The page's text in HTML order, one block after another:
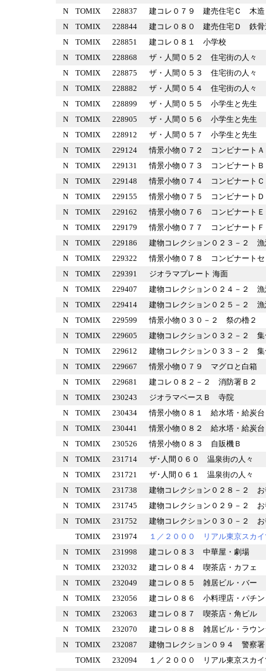
N TOMIX 228837
建コレ０７９ 建売住宅Ｃ
N
TOMIX 228844
建コレ０８０ 建売住宅Ｄ
N
TOMIX 228851
建コレ０８１ 小学校
N
TOMIX 228868
ザ・人間０５２ 住宅街の人
N
TOMIX 228875
ザ・人間０５３ 住宅街の人
N
TOMIX 228882
ザ・人間０５４ 住宅街の人
N
TOMIX 228899
ザ・人間０５５ 小学生と先
N
TOMIX 228905
ザ・人間０５６ 小学生と先
N
TOMIX 228912
ザ・人間０５７ 小学生と先
N
TOMIX 229124
情景小物０７２ コンビナー
N
TOMIX 229131
情景小物０７３ コンビナー
N
TOMIX 229148
情景小物０７４ コンビナー
N
TOMIX 229155
情景小物０７５ コンビナー
N
TOMIX 229162
情景小物０７６ コンビナー
N
TOMIX 229179
情景小物０７７ コンビナー
N
TOMIX 229186
建物コレクション０２３－
N
TOMIX 229322
情景小物０７８ コンビナー
N
TOMIX 229391
ジオラマプレート 海面
N
TOMIX 229407
建物コレクション０２４－
N
TOMIX 229414
建物コレクション０２５－
N
TOMIX 229599
情景小物０３０－２ 祭の櫓
N
TOMIX 229605
建物コレクション０３２－
N
TOMIX 229612
建物コレクション０３３－
N
TOMIX 229667
情景小物０７９ マグロと白
N
TOMIX 229681
建コレ０８２－２ 消防署Ｂ
N
TOMIX 230243
ジオラマベースＢ 寺院
N
TOMIX 230434
情景小物０８１ 給水塔・給
N
TOMIX 230441
情景小物０８２ 給水塔・給
N
TOMIX 230526
情景小物０８３ 自販機Ｂ
N
TOMIX 231714
ザ･人間０６０ 温泉街の人
N
TOMIX 231721
ザ･人間０６１ 温泉街の人
N
TOMIX 231738
建物コレクション０２８－
N
TOMIX 231745
建物コレクション０２９－
N
TOMIX 231752
建物コレクション０３０－
TOMIX
231974
１／２０００ リアル東京ス
N
TOMIX 231998
建コレ０８３ 中華屋・劇場
N
TOMIX 232032
建コレ０８４ 喫茶店・カフ
N
TOMIX 232049
建コレ０８５ 雑居ビル・バ
N
TOMIX 232056
建コレ０８６ 小料理店・パ
N
TOMIX 232063
建コレ０８７ 喫茶店・角ビ
N
TOMIX 232070
建コレ０８８ 雑居ビル・ラ
N
TOMIX 232087
建物コレクション０９４ 警
TOMIX
232094
１／２０００ リアル東京スカ